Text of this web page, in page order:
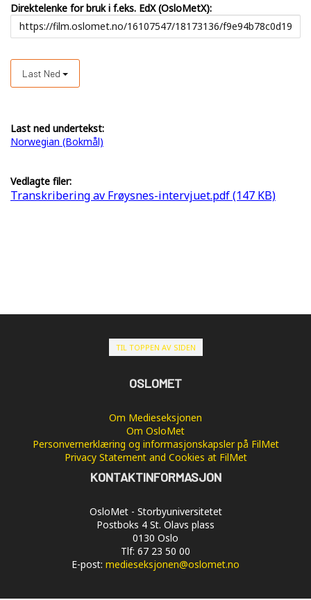
Direktelenke for bruk i f.eks. EdX (OsloMetX):
Last Ned
Last ned undertekst:
Norwegian (Bokmål)
Vedlagte filer:
Transkribering av Frøysnes-intervjuet.pdf (147 KB)
TIL TOPPEN AV SIDEN
OSLOMET
Om Medieseksjonen
Om OsloMet
Personvernerklæring og informasjonskapsler på FilMet
Privacy Statement and Cookies at FilMet
KONTAKTINFORMASJON
OsloMet - Storbyuniversitetet
Postboks 4 St. Olavs plass
0130 Oslo
Tlf: 67 23 50 00
E-post: medieseksjonen@oslomet.no